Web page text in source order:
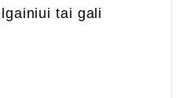
tai gali